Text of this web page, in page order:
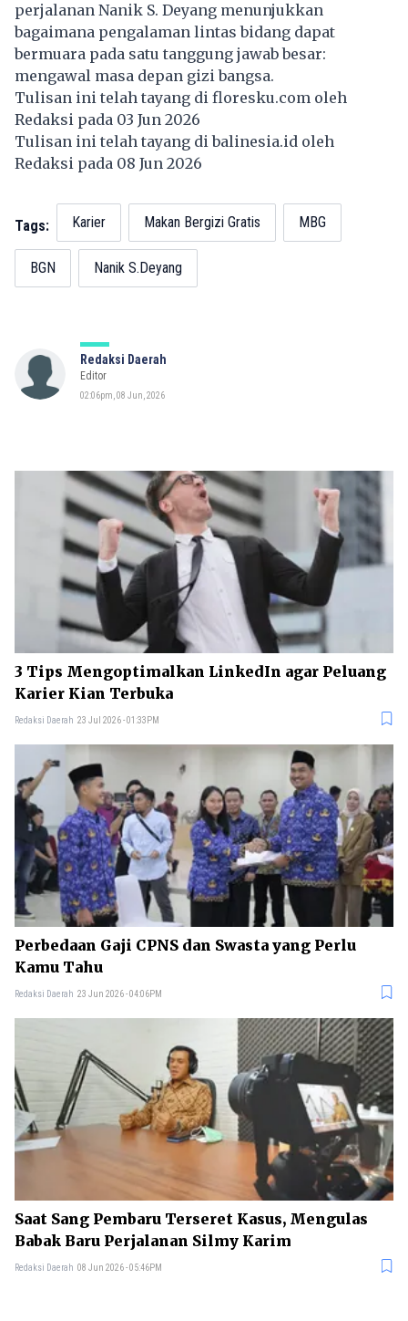
perjalanan Nanik S. Deyang menunjukkan
bagaimana pengalaman lintas bidang dapat
bermuara pada satu tanggung jawab besar:
mengawal masa depan gizi bangsa.
Tulisan ini telah tayang di floresku.com oleh
Redaksi pada 03 Jun 2026
Tulisan ini telah tayang dibalinesia.id oleh
Redaksi pada 08 Jun 2026
Tags: Karier Makan Bergizi Gratis MBG
BGN Nanik S.Deyang
Redaksi Daerah
Editor
02:06pm, 08 Jun, 2026
3 Tips Mengoptimalkan LinkedIn agar Peluang
Karier Kian Terbuka
Redaksi Daerah 23 Jul 2026 - 01:33PM
Perbedaan Gaji CPNS dan Swasta yang Perlu
Kamu Tahu
Redaksi Daerah 23 Jun 2026 - 04:06PM
Saat Sang Pembaru Terseret Kasus, Mengulas
Babak Baru Perjalanan Silmy Karim
Redaksi Daerah 08 Jun 2026 - 05:46PM